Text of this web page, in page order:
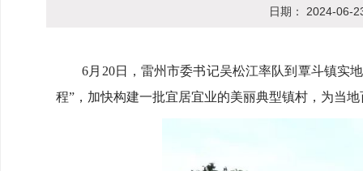
日期： 2024-06-
6月20日，雷州市委书记吴松江率队到覃斗镇实地
程”，加快构建一批宜居宜业的美丽典型镇村，为当